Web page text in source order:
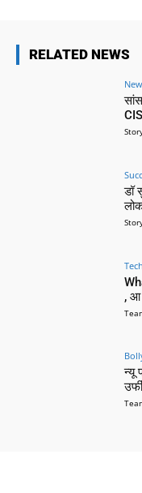
RELATED NEWS
डॉ
, आ
न्यू